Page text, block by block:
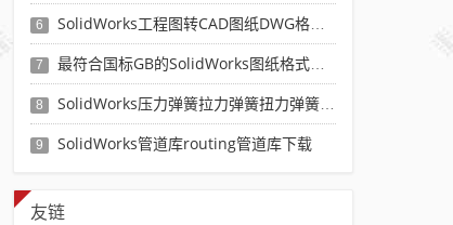
6 SolidWorks工程图转CAD图纸DWG格式映射文件无乱码可分层-溪风亲测推荐
7 最符合国标GB的SolidWorks图纸格式和图纸模板下载-溪风专用版
8 SolidWorks压力弹簧拉力弹簧扭力弹簧涡卷弹簧自动生成宏程序下载
9 SolidWorks管道库routing管道库下载
友链